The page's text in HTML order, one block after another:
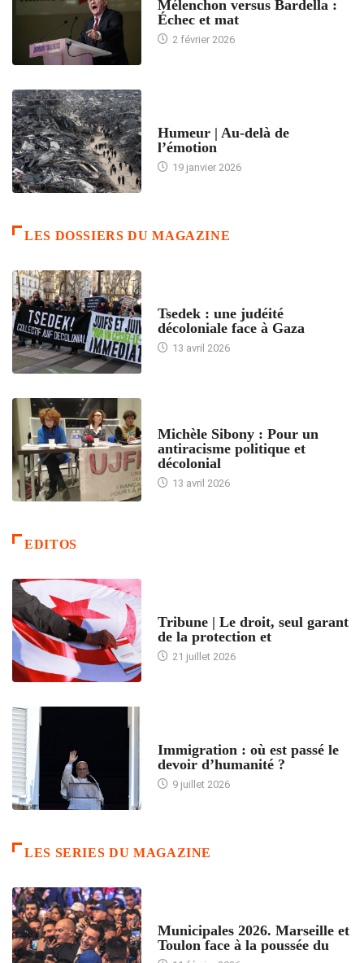
Mélenchon versus Bardella :
Échec et mat
2 février 2026
Humeur | Au-delà de
l’émotion
19 janvier 2026
LES DOSSIERS DU MAGAZINE
Tsedek : une judéité
décoloniale face à Gaza
13 avril 2026
Michèle Sibony : Pour un
antiracisme politique et
décolonial
13 avril 2026
EDITOS
Tribune | Le droit, seul garant
de la protection et
21 juillet 2026
Immigration : où est passé le
devoir d’humanité ?
9 juillet 2026
LES SERIES DU MAGAZINE
Municipales 2026. Marseille et
Toulon face à la poussée du